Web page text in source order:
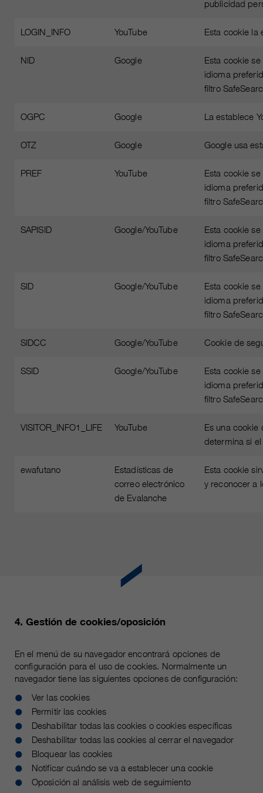
publicidad
LOGIN_INFO YouTube Esta cookie la
NID Google
Esta cookie
idioma
filtro
OGPC Google La establece
OTZ Google Google usa
PREF YouTube
Esta cookie
idioma
filtro
SAPISID Google/YouTube
Esta cookie
idioma
filtro
SID Google/YouTube
Esta cookie
idioma
filtro
SIDCC Google/YouTube Cookie de
SSID Google/YouTube
Esta cookie
idioma
filtro
VISITOR_INFO1_LIFE YouTube
Es una cookie
determina si
ewafutano
Estadísticas de
correo electrónico
de Evalanche
Esta cookie
y reconocer a
4. Gestión de cookies/oposición
En el menú de su navegador encontrará opciones de
configuración para el uso de cookies. Normalmente un
navegador tiene las siguientes opciones de configuración:
Ver las cookies
Permitir las cookies
Deshabilitar todas las cookies o cookies específicas
Deshabilitar todas las cookies al cerrar el navegador
Bloquear las cookies
Notificar cuándo se va a establecer una cookie
Oposición al análisis web de seguimiento